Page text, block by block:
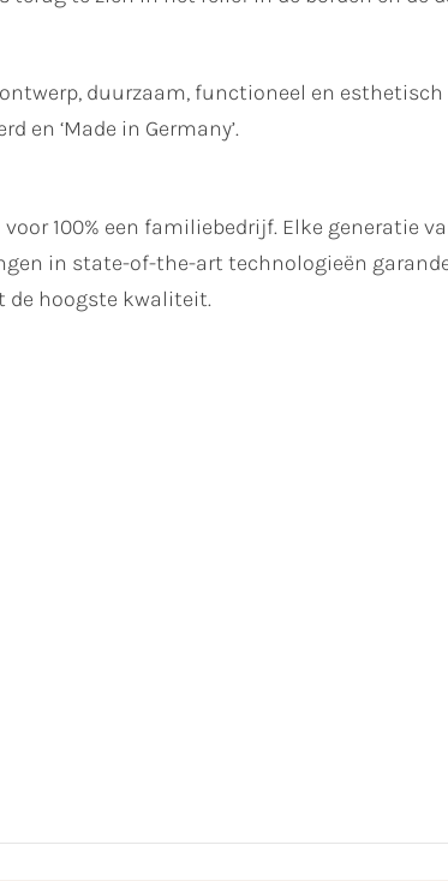
duurzaam, functioneel en esthetisch
en ‘Made in Germany’.
100% een familiebedrijf. Elke generatie
in state-of-the-art technologieën
de hoogste kwaliteit.